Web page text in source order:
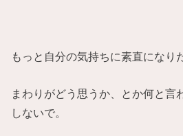
もっと自分の気持ちに素直になり
まわりがどう思うか、とか何と言
しないで。